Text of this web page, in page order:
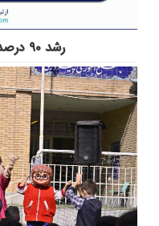
رشد ۹۰ درصدی پرتفوی ثالث در نیمه اول امسال